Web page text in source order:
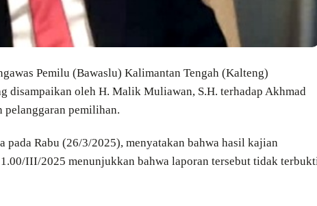
Pemilu (Bawaslu) Kalimantan Tengah (Kalteng)
disampaikan oleh H. Malik Muliawan, S.H. terhadap Akhmad
pelanggaran pemilihan.
Rabu (26/3/2025), menyatakan bahwa hasil kajian
III/2025 menunjukkan bahwa laporan tersebut tidak